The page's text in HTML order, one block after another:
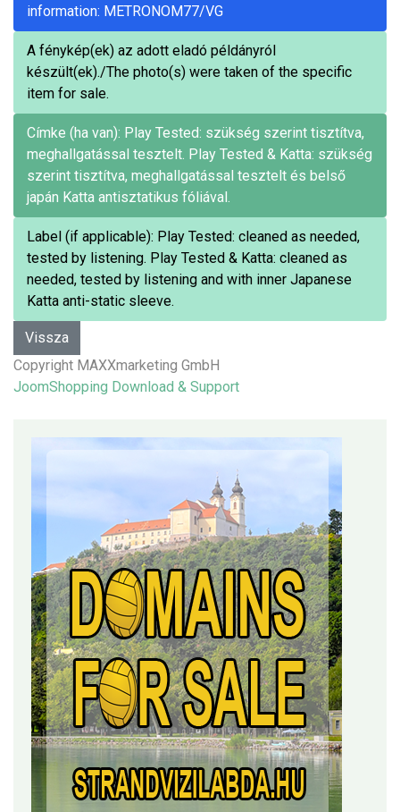
information: METRONOM77/VG
A fénykép(ek) az adott eladó példányról
készült(ek)./The photo(s) were taken of the specific
item for sale.
Címke (ha van): Play Tested: szükség szerint tisztítva,
meghallgatással tesztelt. Play Tested & Katta: szükség
szerint tisztítva, meghallgatással tesztelt és belső
japán Katta antisztatikus fóliával.
Label (if applicable): Play Tested: cleaned as needed,
tested by listening. Play Tested & Katta: cleaned as
needed, tested by listening and with inner Japanese
Katta anti-static sleeve.
Copyright MAXXmarketing GmbH
JoomShopping Download & Support